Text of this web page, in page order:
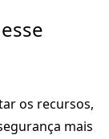
os recursos,
mais